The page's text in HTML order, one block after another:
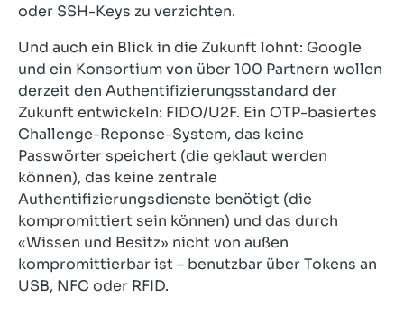
oder SSH-Keys zu verzichten.
Und auch ein Blick in die Zukunft lohnt: Google
und ein Konsortium von über 100 Partnern wollen
derzeit den Authentifizierungsstandard der
Zukunft entwickeln: FIDO/U2F. Ein OTP-basiertes
Challenge-Reponse-System, das keine
Passwörter speichert (die geklaut werden
können), das keine zentrale
Authentifizierungsdienste benötigt (die
kompromittiert sein können) und das durch
«Wissen und Besitz» nicht von außen
kompromittierbar ist – benutzbar über Tokens an
USB, NFC oder RFID.